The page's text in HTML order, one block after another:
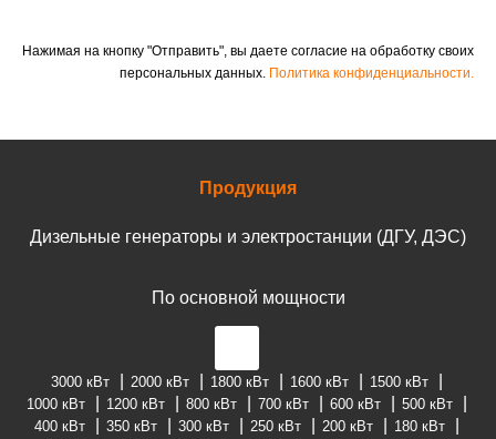
Нажимая на кнопку "Отправить", вы даете согласие на обработку своих
персональных данных. Политика конфиденциальности.
Продукция
Дизельные генераторы и электростанции (ДГУ, ДЭС)
По основной мощности
3000 кВт 2000 кВт 1800 кВт 1600 кВт
1500 кВт
1000 кВт
1200 кВт 800 кВт 700 кВт 600 кВт
500 кВт
400 кВт
350 кВт 300 кВт 250 кВт 200 кВт
180 кВт